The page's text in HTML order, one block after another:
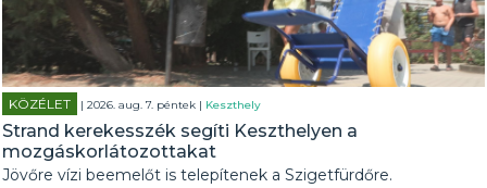
KÖZÉLET | 2026. aug. 7. péntek | Keszthely
Strand kerekesszék segíti Keszthelyen a
mozgáskorlátozottakat
Jövőre vízi beemelőt is telepítenek a Szigetfürdőre.